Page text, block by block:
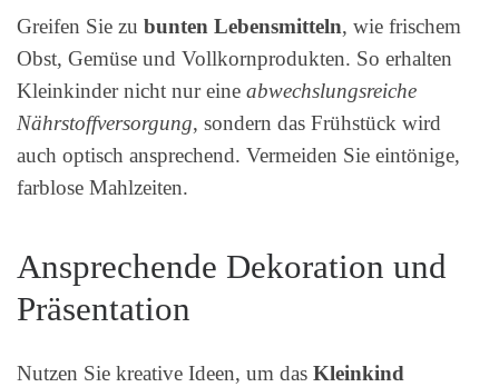
Greifen Sie zu bunten Lebensmitteln, wie frischem
Obst, Gemüse und Vollkornprodukten. So erhalten
Kleinkinder nicht nur eine abwechslungsreiche
Nährstoffversorgung, sondern das Frühstück wird
auch optisch ansprechend. Vermeiden Sie eintönige,
farblose Mahlzeiten.
Ansprechende Dekoration und
Präsentation
Nutzen Sie kreative Ideen, um das Kleinkind